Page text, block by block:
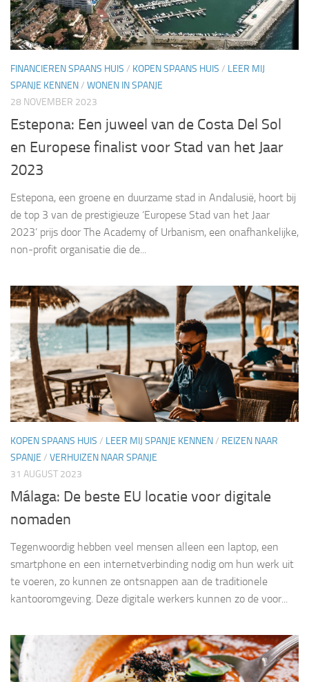
FINANCIEREN SPAANS HUIS / KOPEN SPAANS HUIS / LEER MIJ
SPANJE KENNEN/ WONEN IN SPANJE
28 NOVEMBER 2023
Estepona: Een juweel van de Costa Del Sol
en Europese finalist voor Stad van het Jaar
2023
Estepona, een groene en duurzame stad in Andalusië, hoort bij
de top 3 van de prestigieuze ‘Europese Stad van het Jaar
2023’ prijs door The Academy of Urbanism, een onafhankelijke,
non-profit organisatie die de...
KOPEN SPAANS HUIS / LEER MIJ SPANJE KENNEN/ REIZEN NAAR
SPANJE / VERHUIZEN NAAR SPANJE
31 AUGUST 2023
Málaga: De beste EU locatie voor digitale
nomaden
Tegenwoordig hebben veel mensen alleen een laptop, een
smartphone en een internetverbinding nodig om hun werk uit
te voeren, zo kunnen ze ontsnappen aan de traditionele
kantooromgeving. Deze digitale werkers kunnen zo de voor...